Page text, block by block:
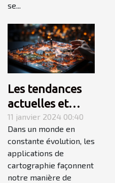
se...
Les tendances
actuelles et
futures des
applications de
cartographie
11 janvier 2024 00:40
Dans un monde en
constante évolution, les
applications de
cartographie façonnent
notre manière de